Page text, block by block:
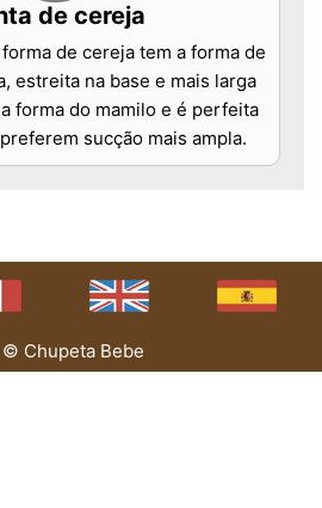
de cereja
de cereja tem a forma de
estreita na base e mais larga
forma do mamilo e é perfeita
sucção mais ampla.
Chupeta Bebe